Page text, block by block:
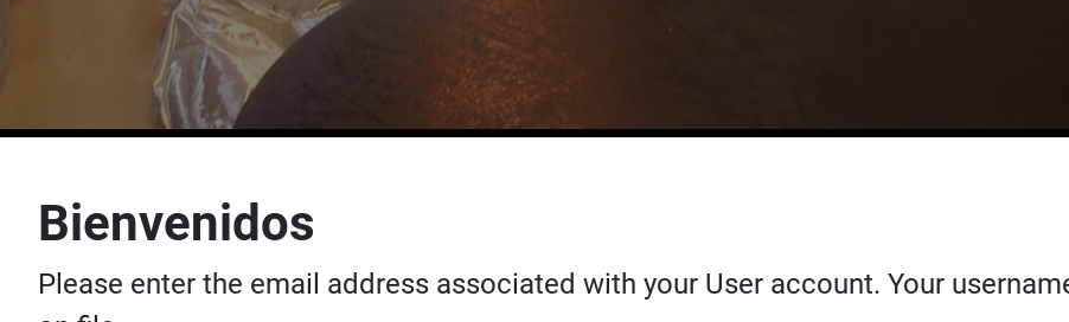
Bienvenidos
Please enter the email address associated with your User account. Your